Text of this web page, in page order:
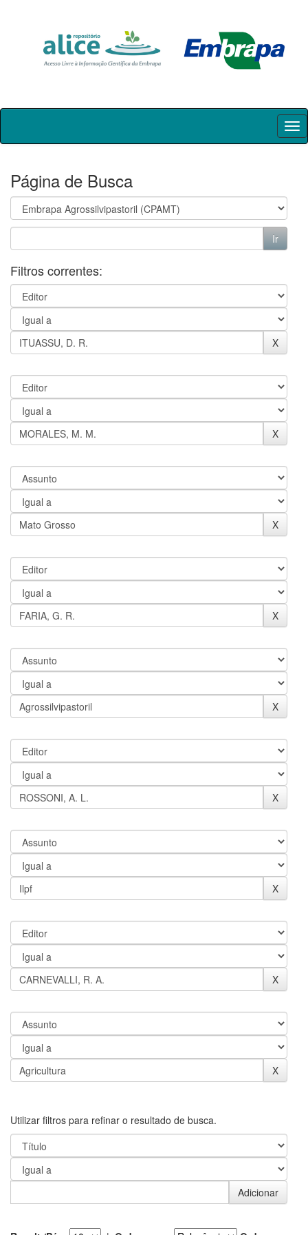
Skip
Página de Busca
Filtros correntes:
Utilizar filtros para refinar o resultado de busca.